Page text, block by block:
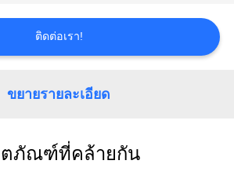
ติดต่อเรา!
ขยายรายละเอียด
ภัณฑ์ที่คล้ายกัน